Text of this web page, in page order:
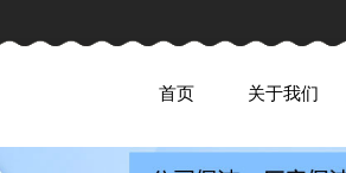
关于我们
首页